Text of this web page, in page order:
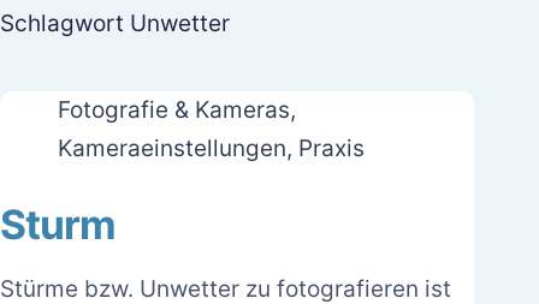
Schlagwort Unwetter
Fotografie & Kameras,
Kameraeinstellungen, Praxis
Sturm
Stürme bzw. Unwetter zu fotografieren ist